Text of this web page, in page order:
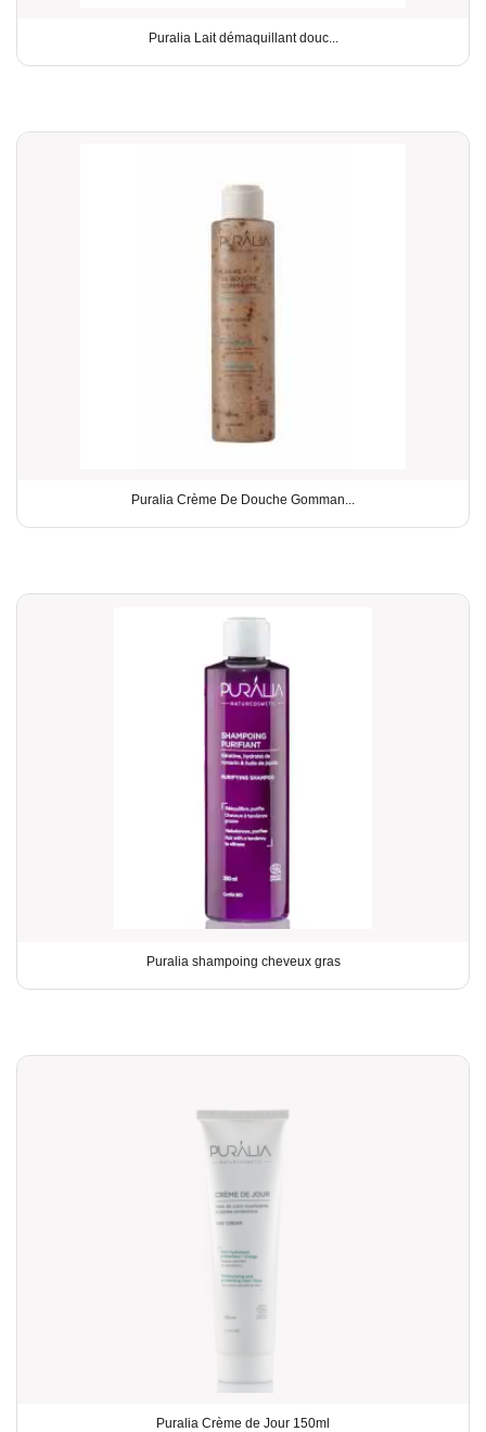
Puralia Lait démaquillant douc...
Puralia Crème De Douche Gomman...
Puralia shampoing cheveux gras
Puralia Crème de Jour 150ml